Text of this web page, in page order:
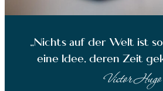
„Nichts auf der Welt ist
eine Idee, deren Zeit
Victor Hugo